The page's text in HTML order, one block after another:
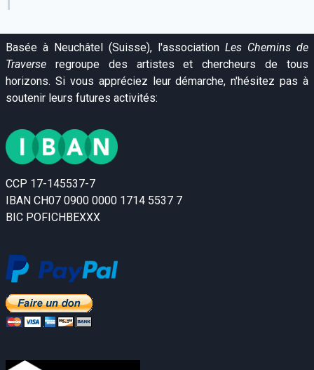
Basée à Neuchâtel (Suisse), l'association Les Chemins de
Traverse regroupe des artistes et chercheurs de tous
horizons. Si vous appréciez leur démarche, n'hésitez pas à
soutenir leurs futures activités:
CCP 17-145537-7
IBAN CH07 0900 0000 1714 5537 7
BIC POFICHBEXXX